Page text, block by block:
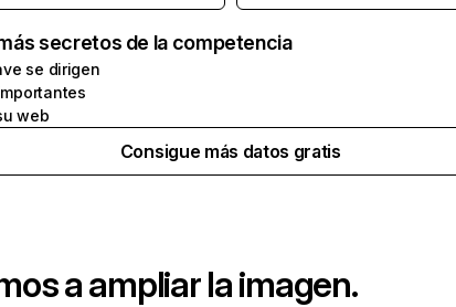
secretos de la competencia
se dirigen
web
Consigue más datos gratis
a ampliar la imagen.